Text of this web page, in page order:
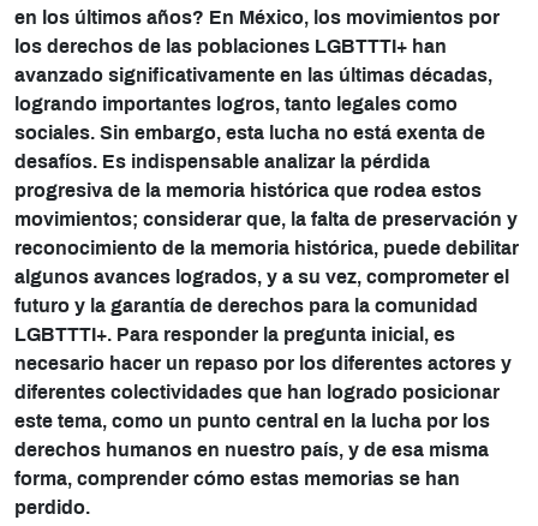
en los últimos años? En México, los movimientos por
los derechos de las poblaciones LGBTTTI+ han
avanzado significativamente en las últimas décadas,
logrando importantes logros, tanto legales como
sociales. Sin embargo, esta lucha no está exenta de
desafíos. Es indispensable analizar la pérdida
progresiva de la memoria histórica que rodea estos
movimientos; considerar que, la falta de preservación y
reconocimiento de la memoria histórica, puede debilitar
algunos avances logrados, y a su vez, comprometer el
futuro y la garantía de derechos para la comunidad
LGBTTTI+. Para responder la pregunta inicial, es
necesario hacer un repaso por los diferentes actores y
diferentes colectividades que han logrado posicionar
este tema, como un punto central en la lucha por los
derechos humanos en nuestro país, y de esa misma
forma, comprender cómo estas memorias se han
perdido.